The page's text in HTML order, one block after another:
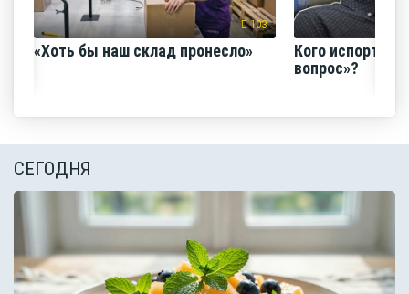
103
«Хоть бы наш склад пронесло»
Кого испортил
вопрос»?
СЕГОДНЯ